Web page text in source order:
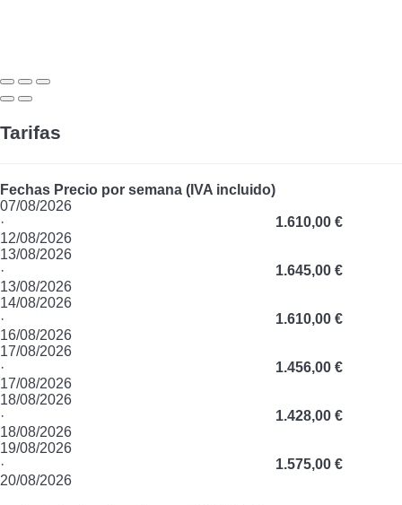
Tarifas
Fechas Precio por semana (IVA incluido)
07/08/2026
·
12/08/2026
1.610,00 €
13/08/2026
·
13/08/2026
1.645,00 €
14/08/2026
·
16/08/2026
1.610,00 €
17/08/2026
·
17/08/2026
1.456,00 €
18/08/2026
·
18/08/2026
1.428,00 €
19/08/2026
·
20/08/2026
1.575,00 €